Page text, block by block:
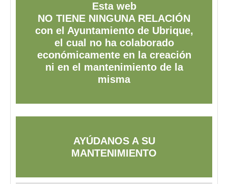
Esta web
NO TIENE NINGUNA RELACIÓN
con el Ayuntamiento de Ubrique,
el cual no ha colaborado
económicamente en la creación
ni en el mantenimiento de la
misma
AYÚDANOS A SU
MANTENIMIENTO